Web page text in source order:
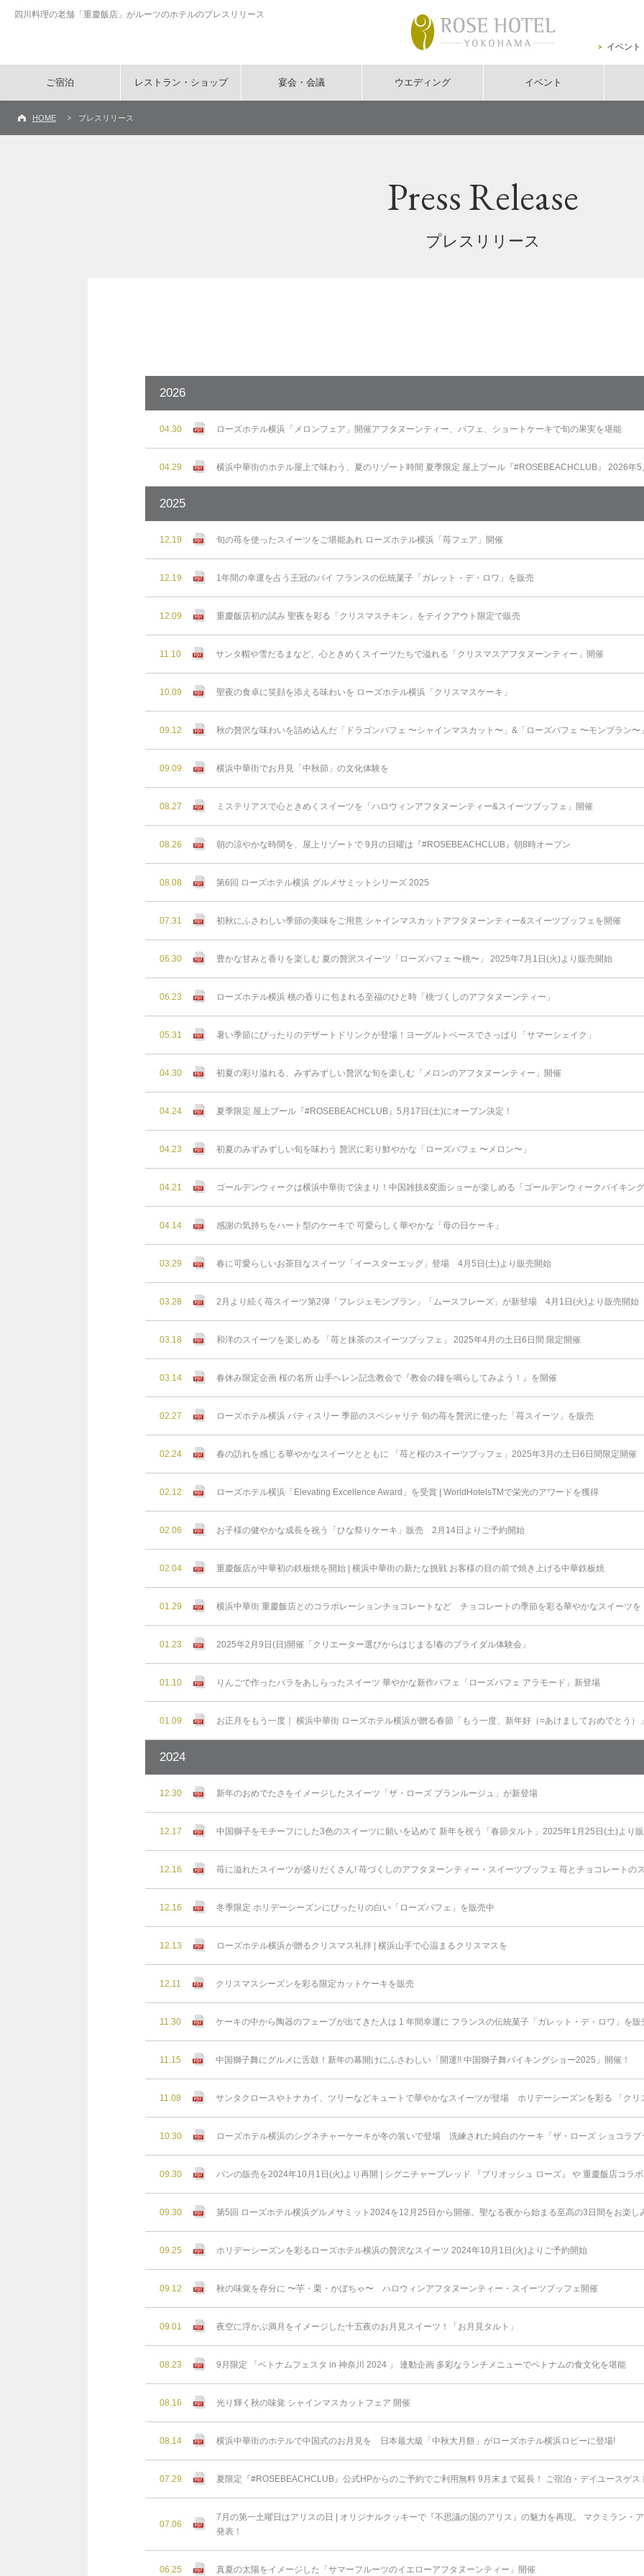
四川料理の老舗「重慶飯店」がルーツのホテルのプレスリリース
イベント
ご宿泊 レストラン・ショップ 宴会・会議 ウエディング イベント
HOME プレスリリース
Press Release
プレスリリース
2026
04.30 ローズホテル横浜「メロンフェア」開催アフタヌーンティー、パフェ、ショートケーキで旬の果実を堪能
04.29 横浜中華街のホテル屋上で味わう、夏のリゾート時間 夏季限定 屋上プール『#ROSEBEACHCLUB』 2026年
2025
12.19 旬の苺を使ったスイーツをご堪能あれ ローズホテル横浜「苺フェア」開催
12.19 1年間の幸運を占う王冠のパイ フランスの伝統菓子「ガレット・デ・ロワ」を販売
12.09 重慶飯店初の試み 聖夜を彩る「クリスマスチキン」をテイクアウト限定で販売
11.10 サンタ帽や雪だるまなど、心ときめくスイーツたちで溢れる「クリスマスアフタヌーンティー」開催
10.09 聖夜の食卓に笑顔を添える味わいを ローズホテル横浜「クリスマスケーキ」
09.12 秋の贅沢な味わいを詰め込んだ「ドラゴンパフェ 〜シャインマスカット〜」&「ローズパフェ 〜モンブラン〜
09.09 横浜中華街でお月見「中秋節」の文化体験を
08.27 ミステリアスで心ときめくスイーツを「ハロウィンアフタヌーンティー&スイーツブッフェ」開催
08.26 朝の涼やかな時間を、屋上リゾートで 9月の日曜は『#ROSEBEACHCLUB』朝8時オープン
08.08 第6回 ローズホテル横浜 グルメサミットシリーズ 2025
07.31 初秋にふさわしい季節の美味をご用意 シャインマスカットアフタヌーンティー&スイーツブッフェを開催
06.30 豊かな⽢みと⾹りを楽しむ 夏の贅沢スイーツ「ローズパフェ 〜桃〜」 2025年7⽉1⽇(⽕)より販売開始
06.23 ローズホテル横浜 桃の香りに包まれる至福のひと時「桃づくしのアフタヌーンティー」
05.31 暑い季節にぴったりのデザートドリンクが登場！ヨーグルトベースでさっぱり「サマーシェイク」
04.30 初夏の彩り溢れる、みずみずしい贅沢な旬を楽しむ「メロンのアフタヌーンティー」開催
04.24 夏季限定 屋上プール『#ROSEBEACHCLUB』5月17日(土)にオープン決定！
04.23 初夏のみずみずしい旬を味わう 贅沢に彩り鮮やかな「ローズパフェ 〜メロン〜」
04.21 ゴールデンウィークは横浜中華街で決まり！中国雑技&変面ショーが楽しめる「ゴールデンウィークバイキン
04.14 感謝の気持ちをハート型のケーキで 可愛らしく華やかな「母の日ケーキ」
03.29 春に可愛らしいお茶目なスイーツ「イースターエッグ」登場 4月5日(土)より販売開始
03.28 2月より続く苺スイーツ第2弾「フレジェモンブラン」「ムースフレーズ」が新登場 4月1日(火)より販売開始
03.18 和洋のスイーツを楽しめる 「苺と抹茶のスイーツブッフェ」 2025年4月の土日6日間 限定開催
03.14 春休み限定企画 桜の名所 山手ヘレン記念教会で『教会の鐘を鳴らしてみよう！』を開催
02.27 ローズホテル横浜 パティスリー 季節のスペシャリテ 旬の苺を贅沢に使った「苺スイーツ」を販売
02.24 春の訪れを感じる華やかなスイーツとともに 「苺と桜のスイーツブッフェ」2025年3月の土日6日間限定開催
02.12 ローズホテル横浜「Elevating Excellence Award」を受賞 | WorldHotelsTMで栄光のアワードを獲得
02.06 お子様の健やかな成⻑を祝う「ひな祭りケーキ」販売 2月14日よりご予約開始
02.04 重慶飯店が中華初の鉄板焼を開始 | 横浜中華街の新たな挑戦 お客様の目の前で焼き上げる中華鉄板焼
01.29 横浜中華街 重慶飯店とのコラボレーションチョコレートなど チョコレートの季節を彩る華やかなスイーツを
01.23 2025年2月9日(日)開催「クリエーター選びからはじまる!春のブライダル体験会」
01.10 りんごで作ったバラをあしらったスイーツ 華やかな新作パフェ「ローズパフェ アラモード」新登場
01.09 お正月をもう一度｜ 横浜中華街 ローズホテル横浜が贈る春節「もう一度、新年好（=あけましておめでとう）
2024
12.30 新年のおめでたさをイメージしたスイーツ「ザ・ローズ ブランルージュ」が新登場
12.17 中国獅子をモチーフにした3色のスイーツに願いを込めて 新年を祝う「春節タルト」2025年1月25日(土)より
12.16 苺に溢れたスイーツが盛りだくさん! 苺づくしのアフタヌーンティー・スイーツブッフェ 苺とチョコレートの
12.16 冬季限定 ホリデーシーズンにぴったりの白い「ローズパフェ」を販売中
12.13 ローズホテル横浜が贈るクリスマス礼拝 | 横浜山手で心温まるクリスマスを
12.11 クリスマスシーズンを彩る限定カットケーキを販売
11.30 ケーキの中から陶器のフェーブが出てきた人は 1 年間幸運に フランスの伝統菓子「ガレット・デ・ロワ」を販
11.15 中国獅子舞にグルメに舌鼓！新年の幕開けにふさわしい「開運!! 中国獅子舞バイキングショー2025」開催！
11.08 サンタクロースやトナカイ、ツリーなどキュートで華やかなスイーツが登場 ホリデーシーズンを彩る 「クリ
10.30 ローズホテル横浜のシグネチャーケーキが冬の装いで登場 洗練された純白のケーキ「ザ・ローズ ショコラブ
09.30 パンの販売を2024年10月1日(火)より再開 | シグニチャーブレッド 『ブリオッシュ ローズ』 や 重慶飯店コラ
09.30 第5回 ローズホテル横浜グルメサミット2024を12月25日から開催。聖なる夜から始まる至高の3日間をお楽し
09.25 ホリデーシーズンを彩るローズホテル横浜の贅沢なスイーツ 2024年10月1日(火)よりご予約開始
09.12 秋の味覚を存分に 〜芋・栗・かぼちゃ〜 ハロウィンアフタヌーンティー・スイーツブッフェ開催
09.01 夜空に浮かぶ満月をイメージした十五夜のお月見スイーツ！「お月見タルト」
08.23 9月限定 「ベトナムフェスタ in 神奈川 2024 」 連動企画 多彩なランチメニューでベトナムの食文化を堪能
08.16 光り輝く秋の味覚 シャインマスカットフェア 開催
08.14 横浜中華街のホテルで中国式のお月見を 日本最大級「中秋大月餅」がローズホテル横浜ロビーに登場!
07.29 夏限定『#ROSEBEACHCLUB』公式HPからのご予約でご利用無料 9月末まで延⻑！ ご宿泊・デイユースゲ
07.06
7月の第一土曜日はアリスの日 | オリジナルクッキーで『不思議の国のアリス』の魅力を再現。 マクミラン・
発表！
06.25 真夏の太陽をイメージした「サマーフルーツのイエローアフタヌーンティー」開催